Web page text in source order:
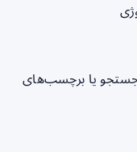
جستجو یا برچسب‌های